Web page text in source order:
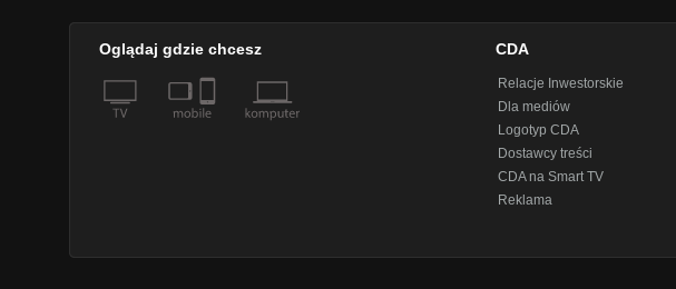
Oglądaj gdzie chcesz CDA
Relacje Inwestorskie
Dla mediów
Logotyp CDA
Dostawcy treści
CDA na Smart TV
Reklama